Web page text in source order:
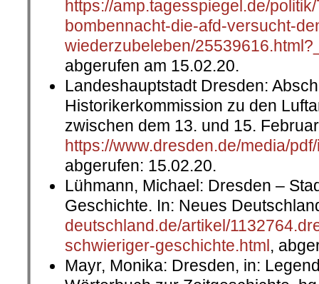
https://amp.tagesspiegel.de/
bombennacht-die-afd-versucht-
wiederzubeleben/
abgerufen am 15.02.20.
Landeshauptstadt Dresden:
Historikerkommission zu den
zwischen dem 13. und 15.
https://www.dresden.de/media/
abgerufen: 15.02.20.
Lühmann, Michael: Dresden –
Geschichte. In: Neues
deutschland.de/artikel/
schwieriger-geschichte.html ,
Mayr, Monika: Dresden, in: